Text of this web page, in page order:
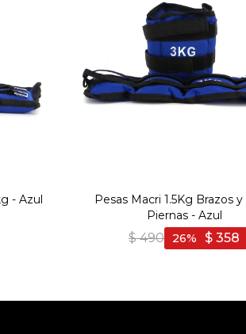
- Azul
Pesas Macri 1.5Kg Brazos y
Piernas - Azul
$ 490 $ 358
26